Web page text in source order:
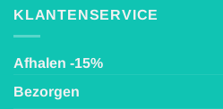
KLANTENSERVICE
Afhalen -15%
Bezorgen